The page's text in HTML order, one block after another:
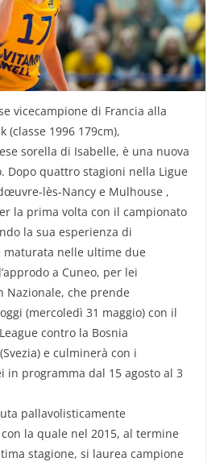
vicecampione di Francia alla
(classe 1996 179cm),
sorella di Isabelle, è una nuova
Dopo quattro stagioni nella Ligue
lès-Nancy e Mulhouse ,
la prima volta con il campionato
la sua esperienza di
maturata nelle ultime due
a Cuneo, per lei
Nazionale, che prende
(mercoledì 31 maggio) con il
contro la Bosnia
e culminerà con i
in programma dal 15 agosto al 3
pallavolisticamente
con la quale nel 2015, al termine
stagione, si laurea campione